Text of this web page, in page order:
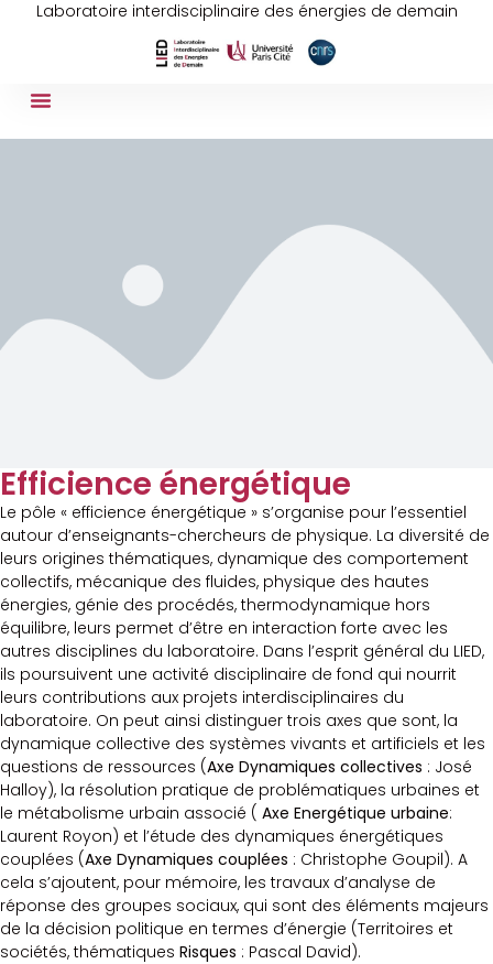
Laboratoire interdisciplinaire des énergies de demain
Efficience énergétique
Le pôle « efficience énergétique » s’organise pour l’essentiel
autour d’enseignants-chercheurs de physique. La diversité de
leurs origines thématiques, dynamique des comportement
collectifs, mécanique des fluides, physique des hautes
énergies, génie des procédés, thermodynamique hors
équilibre, leurs permet d’être en interaction forte avec les
autres disciplines du laboratoire. Dans l’esprit général du LIED,
ils poursuivent une activité disciplinaire de fond qui nourrit
leurs contributions aux projets interdisciplinaires du
laboratoire. On peut ainsi distinguer trois axes que sont, la
dynamique collective des systèmes vivants et artificiels et les
questions de ressources (Axe Dynamiques collectives : José
Halloy), la résolution pratique de problématiques urbaines et
le métabolisme urbain associé ( Axe Energétique urbaine:
Laurent Royon) et l’étude des dynamiques énergétiques
couplées (Axe Dynamiques couplées : Christophe Goupil). A
cela s’ajoutent, pour mémoire, les travaux d’analyse de
réponse des groupes sociaux, qui sont des éléments majeurs
de la décision politique en termes d’énergie (Territoires et
sociétés, thématiques Risques : Pascal David).